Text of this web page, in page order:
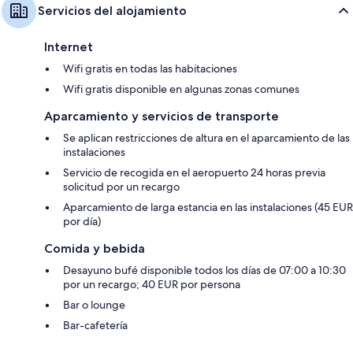
Servicios del alojamiento
Internet
Wifi gratis en todas las habitaciones
Wifi gratis disponible en algunas zonas comunes
Aparcamiento y servicios de transporte
Se aplican restricciones de altura en el aparcamiento de las
instalaciones
Servicio de recogida en el aeropuerto 24 horas previa
solicitud por un recargo
Aparcamiento de larga estancia en las instalaciones (45 EUR
por día)
Comida y bebida
Desayuno bufé disponible todos los días de 07:00 a 10:30
por un recargo; 40 EUR por persona
Bar o lounge
Bar-cafetería